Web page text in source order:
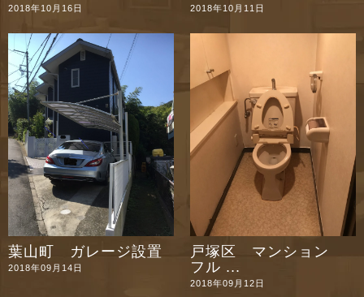
2018年10月16日 2018年10月11日
葉山町 ガレージ設置
2018年09月14日
戸塚区 マンション
フル ...
2018年09月12日